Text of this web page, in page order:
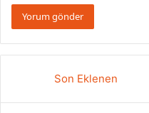
Son Eklenen